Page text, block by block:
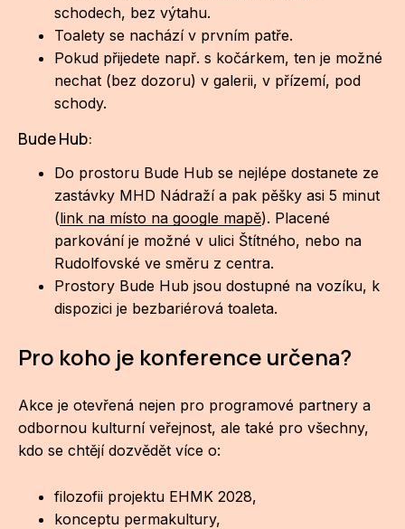
schodech, bez výtahu.
Toalety se nachází v prvním patře.
Pokud přijedete např. s kočárkem, ten je možné
nechat (bez dozoru) v galerii, v přízemí, pod
schody.
Bude Hub:
Do prostoru Bude Hub se nejlépe dostanete ze
zastávky MHD Nádraží a pak pěšky asi 5 minut
(link na místo na google mapě). Placené
parkování je možné v ulici Štítného, nebo na
Rudolfovské ve směru z centra.
Prostory Bude Hub jsou dostupné na vozíku, k
dispozici je bezbariérová toaleta.
Pro koho je konference určena?
Akce je otevřená nejen pro programové partnery a
odbornou kulturní veřejnost, ale také pro všechny,
kdo se chtějí dozvědět více o:
filozofii projektu EHMK 2028,
konceptu permakultury,